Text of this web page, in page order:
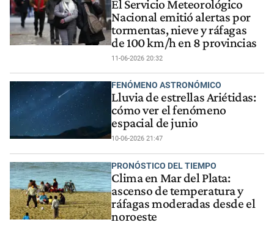
El Servicio Meteorológico
Nacional emitió alertas por
tormentas, nieve y ráfagas
de 100 km/h en 8 provincias
11-06-2026 20:32
FENÓMENO ASTRONÓMICO
Lluvia de estrellas Ariétidas:
cómo ver el fenómeno
espacial de junio
10-06-2026 21:47
PRONÓSTICO DEL TIEMPO
Clima en Mar del Plata:
ascenso de temperatura y
ráfagas moderadas desde el
noroeste